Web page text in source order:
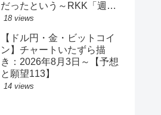
だったという～RKK「週刊
山崎くん」より
18 views
【ドル円・金・ビットコイ
ン】チャートいたずら描
き：2026年8月3日～【予想
と願望113】
14 views